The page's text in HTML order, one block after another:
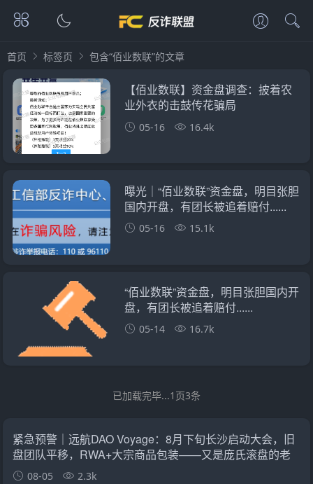
首页 标签页 包含“佰业数联”的文章
【佰业数联】资金盘调查：披着农
业外衣的击鼓传花骗局
05-16 16.4k
曝光｜“佰业数联”资金盘，明目张胆
国内开盘，有团长被追着赔付......
05-16 15.1k
“佰业数联”资金盘，明目张胆国内开
盘，有团长被追着赔付......
05-14 16.7k
已加载完毕...1页3条
紧急预警｜远航DAO Voyage：8月下旬长沙启动大会，旧
盘团队平移，RWA+大宗商品包装——又是庞氏滚盘的老
剧本08-05 2.3k